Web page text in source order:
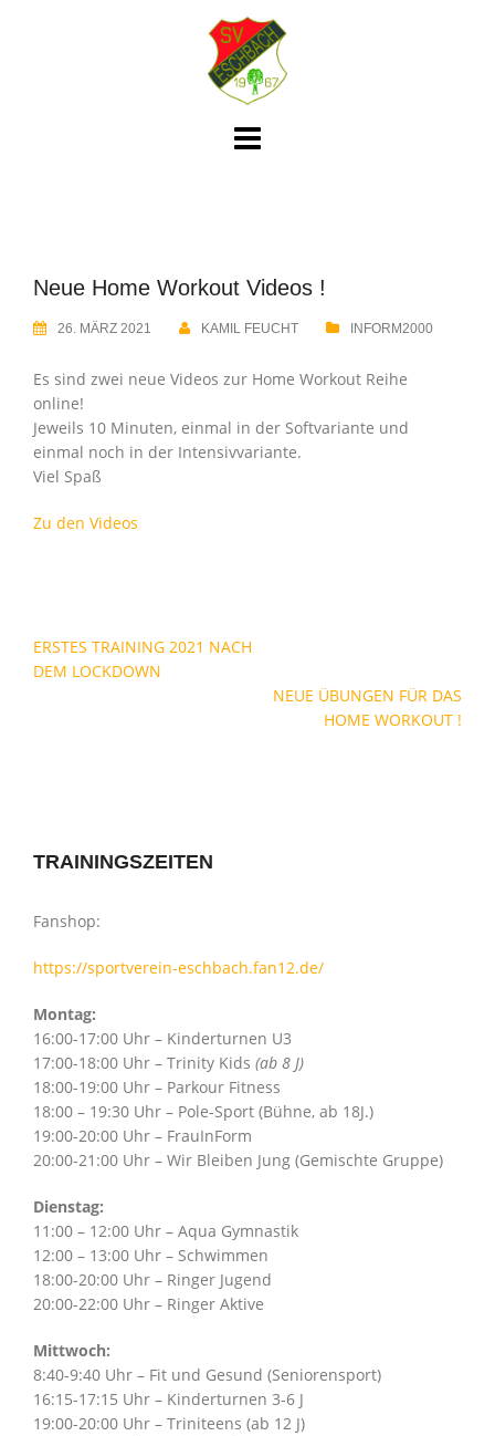
Neue Home Workout Videos !
26. MÄRZ 2021 KAMIL FEUCHT INFORM2000
Es sind zwei neue Videos zur Home Workout Reihe
online!
Jeweils 10 Minuten, einmal in der Softvariante und
einmal noch in der Intensivvariante.
Viel Spaß
Zu den Videos
Beitragsnavigation
ERSTES TRAINING 2021 NACH
DEM LOCKDOWN
NEUE ÜBUNGEN FÜR DAS
HOME WORKOUT !
TRAININGSZEITEN
Fanshop:
https://sportverein-eschbach.fan12.de/
Montag:
16:00-17:00 Uhr – Kinderturnen U3
17:00-18:00 Uhr – Trinity Kids (ab 8 J)
18:00-19:00 Uhr – Parkour Fitness
18:00 – 19:30 Uhr – Pole-Sport (Bühne, ab 18J.)
19:00-20:00 Uhr – FrauInForm
20:00-21:00 Uhr – Wir Bleiben Jung (Gemischte Gruppe)
Dienstag:
11:00 – 12:00 Uhr – Aqua Gymnastik
12:00 – 13:00 Uhr – Schwimmen
18:00-20:00 Uhr – Ringer Jugend
20:00-22:00 Uhr – Ringer Aktive
Mittwoch:
8:40-9:40 Uhr – Fit und Gesund (Seniorensport)
16:15-17:15 Uhr – Kinderturnen 3-6 J
19:00-20:00 Uhr – Triniteens (ab 12 J)